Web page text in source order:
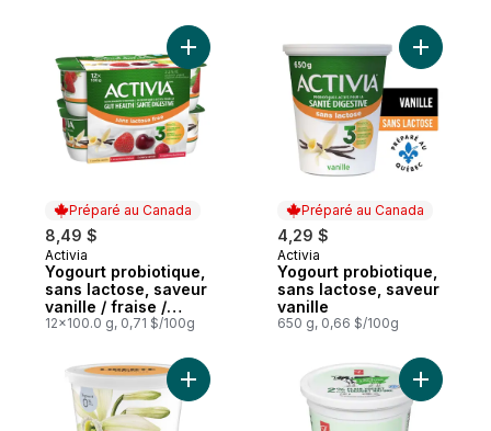
Préparé au Canada
8,49 $
Préparé au Canada
Activia
Yogourt probiotique,
sans lactose, saveur
vanille / fraise /
framboise / cerise
12x100.0 g, 0,71 $/100g
Ajouter Yogourt probiotique, sans
Préparé au Canada
4,29 $
Préparé au Canada
Activia
Yogourt probiotique,
sans lactose, saveur
vanille
650 g, 0,66 $/100g
Ajouter
Ajouter Grec Yogourt 0 % Sans lactose,
Ajouter